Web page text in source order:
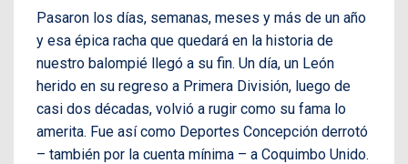
Pasaron los días, semanas, meses y más de un año
y esa épica racha que quedará en la historia de
nuestro balompié llegó a su fin. Un día, un León
herido en su regreso a Primera División, luego de
casi dos décadas, volvió a rugir como su fama lo
amerita. Fue así como Deportes Concepción derrotó
– también por la cuenta mínima – a Coquimbo Unido.